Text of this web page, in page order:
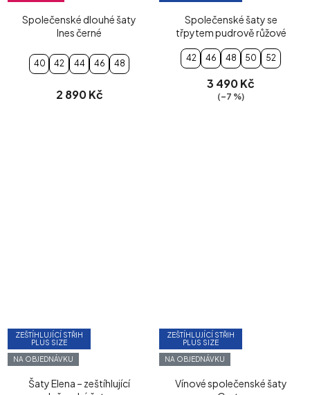
Společenské dlouhé šaty
Ines černé
40 42 44 46 48
2 890 Kč
Společenské šaty se
třpytem pudrově růžové
42 46 48 50 52
3 490 Kč
(–7 %)
ZEŠTÍHLUJÍCÍ STŘIH
PLUS SIZE
NA OBJEDNÁVKU
Šaty Elena – zeštíhlující
ZEŠTÍHLUJÍCÍ STŘIH
PLUS SIZE
NA OBJEDNÁVKU
Vínové společenské šaty